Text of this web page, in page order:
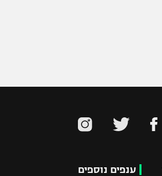
ענפים נוספים